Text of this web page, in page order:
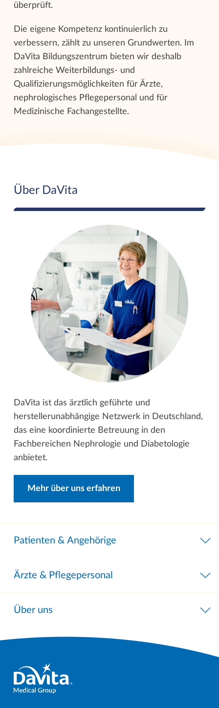
überprüft.
Die eigene Kompetenz kontinuierlich zu
verbessern, zählt zu unseren Grundwerten. Im
DaVita Bildungszentrum bieten wir deshalb
zahlreiche Weiterbildungs- und
Qualifizierungsmöglichkeiten für Ärzte,
nephrologisches Pflegepersonal und für
Medizinische Fachangestellte.
Über DaVita
DaVita ist das ärztlich geführte und
herstellerunabhängige Netzwerk in Deutschland,
das eine koordinierte Betreuung in den
Fachbereichen Nephrologie und Diabetologie
anbietet.
Mehr über uns erfahren
Patienten & Angehörige
Ärzte & Pflegepersonal
Über uns